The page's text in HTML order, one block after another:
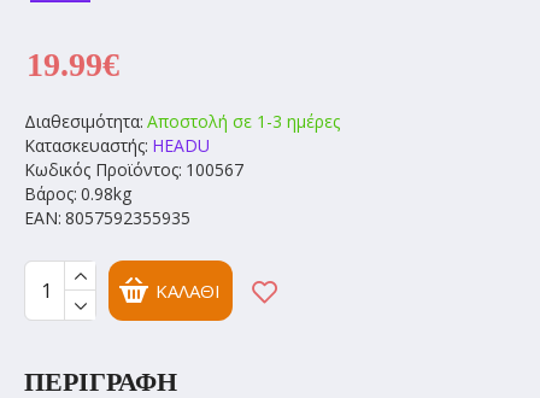
Διαθεσιμότητα: Αποστολή σε 1-3 ημέρες
Κατασκευαστής: HEADU
Κωδικός Προϊόντος: 100567
Βάρος: 0.98kg
EAN: 8057592355935
19.99€
ΚΑΛΆΘΙ
ΠΕΡΙΓΡΑΦΉ